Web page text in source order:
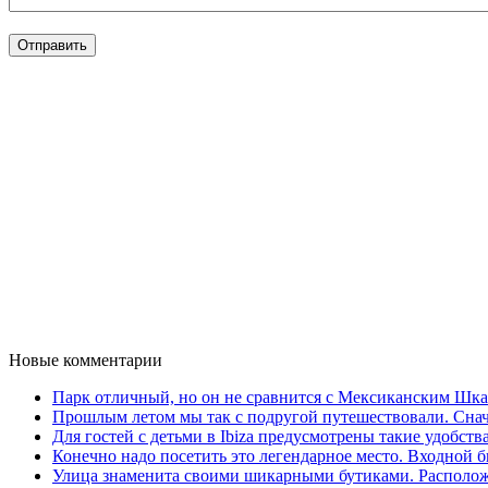
Новые комментарии
Парк отличный, но он не сравнится с Мексиканским
Прошлым летом мы так с подругой путешествовали.
Для гостей с детьми в Ibiza предусмотрены такие
Конечно надо посетить это легендарное место. Входной
Улица знаменита своими шикарными бутиками.